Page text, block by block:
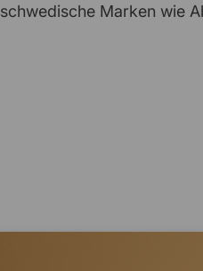
schwedische Marken wie